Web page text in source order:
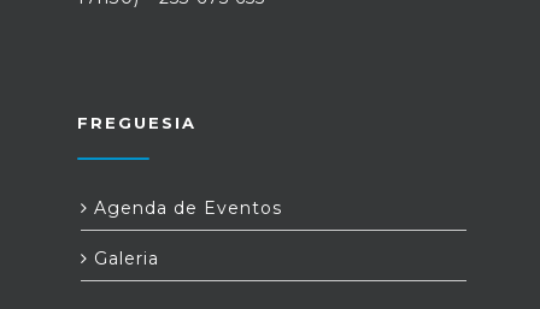
FREGUESIA
Agenda de Eventos
Galeria